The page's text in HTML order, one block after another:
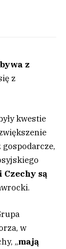
z
z
kwestie
Czechy są
w
„mają